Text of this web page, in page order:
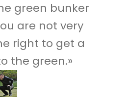
green bunker
are not very
right to get a
the green.»